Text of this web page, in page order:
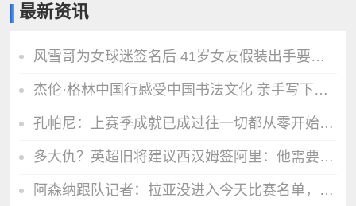
最新资讯
风雪哥为女球迷签名后 41岁女友假装出手要教训一下杰伦·格林
杰伦·格林中国行感受中国书法文化 亲手写下自己的中文名字
孔帕尼：上赛季成就已成过往一切都从零开始，球队必须保持饥饿感
多大仇？英超旧将建议西汉姆签阿里：他需要去一家球迷庞大的球队
阿森纳跟队记者：拉亚没进入今天比赛名单，但在场边进行了热身